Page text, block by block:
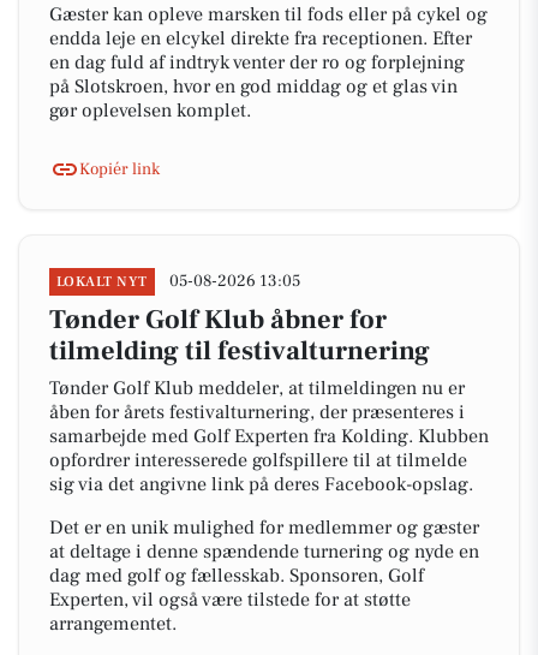
Gæster kan opleve marsken til fods eller på cykel og
endda leje en elcykel direkte fra receptionen. Efter
en dag fuld af indtryk venter der ro og forplejning
på Slotskroen, hvor en god middag og et glas vin
gør oplevelsen komplet.
Kopiér link
LOKALT NYT 05-08-2026 13:05
Tønder Golf Klub åbner for
tilmelding til festivalturnering
Tønder Golf Klub meddeler, at tilmeldingen nu er
åben for årets festivalturnering, der præsenteres i
samarbejde med Golf Experten fra Kolding. Klubben
opfordrer interesserede golfspillere til at tilmelde
sig via det angivne link på deres Facebook-opslag.
Det er en unik mulighed for medlemmer og gæster
at deltage i denne spændende turnering og nyde en
dag med golf og fællesskab. Sponsoren, Golf
Experten, vil også være tilstede for at støtte
arrangementet.